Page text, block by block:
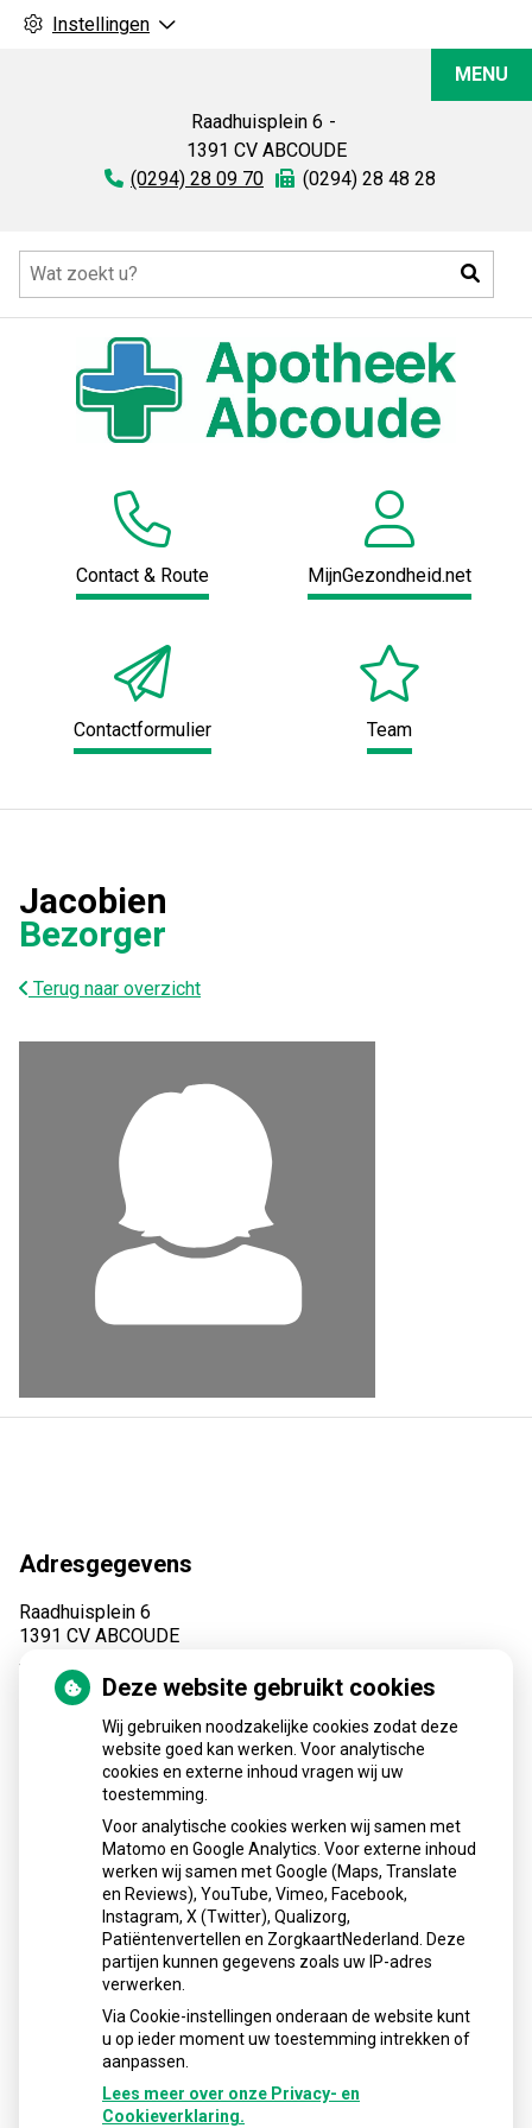
Instellingen
Raadhuisplein 6
1391 CV ABCOUDE
Tel:
(0294) 28 09 70 Fax:
(0294) 28 48 28
MENU
Contact & Route MijnGezondheid.net
Contactformulier Team
Jacobien
Bezorger
Terug naar overzicht
Adresgegevens
Raadhuisplein 6
1391 CV ABCOUDE
Tel:
(0294) 28 09 70
Fax: (0294) 28 48 28
info@apotheekabcoude.nl
AGB code apotheek: 02008694
Deze website gebruikt cookies
Wij gebruiken noodzakelijke cookies zodat deze
website goed kan werken. Voor analytische
cookies en externe inhoud vragen wij uw
toestemming.
Voor analytische cookies werken wij samen met
Matomo en Google Analytics. Voor externe inhoud
werken wij samen met Google (Maps, Translate
en Reviews), YouTube, Vimeo, Facebook,
Instagram, X (Twitter), Qualizorg,
Patiëntenvertellen en ZorgkaartNederland. Deze
partijen kunnen gegevens zoals uw IP-adres
verwerken.
Via Cookie-instellingen onderaan de website kunt
u op ieder moment uw toestemming intrekken of
aanpassen.
Lees meer over onze Privacy- en
Cookieverklaring.